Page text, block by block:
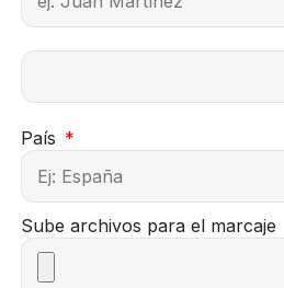
País
Sube archivos para el marcaje